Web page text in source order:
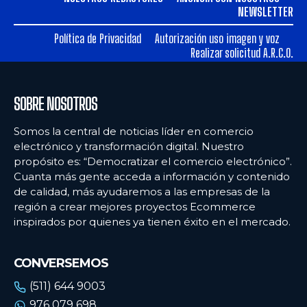
ARGENTINA
BOLIVIA
COLOMBIA
ECUADOR
MÉXICO
URUGUAY
ARGENTINA
BOLIVIA
COLOMBIA
ECUADOR
MÉXICO
URUGUAY
NEWSLETTER
Política de Privacidad
Autorización uso imagen y voz
Realizar solicitud A.R.C.O.
SOBRE NOSOTROS
Somos la central de noticias líder en comercio
electrónico y transformación digital. Nuestro
propósito es: “Democratizar el comercio electrónico”.
Cuanta más gente acceda a información y contenido
de calidad, más ayudaremos a las empresas de la
región a crear mejores proyectos Ecommerce
inspirados por quienes ya tienen éxito en el mercado.
CONVERSEMOS
(511) 644 9003